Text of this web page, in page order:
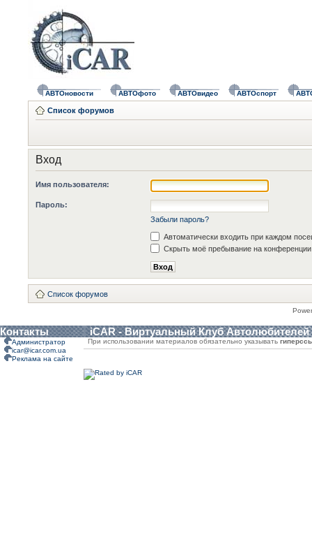
АВТОновости АВТОфото АВТОвидео АВТОспорт
Список форумов
Вход
Имя пользователя:
Пароль:
Забыли пароль?
Автоматически входить при каждом
Скрыть моё пребывание на конференции
Список форумов
Контакты iCAR - Виртуальный Клуб Автолюбителей
Администратор
icar@icar.com.ua
Реклама на сайте
При использовании материалов обязательно указывать